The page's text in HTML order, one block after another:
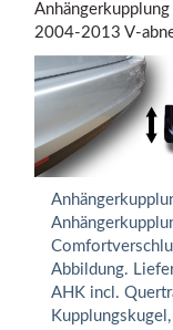
2004-2013 V-
Abbildung.
AHK incl.